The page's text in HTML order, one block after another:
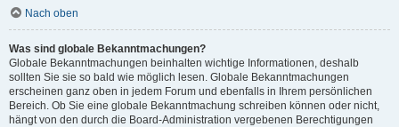
Nach oben
Was sind globale Bekanntmachungen?
Globale Bekanntmachungen beinhalten wichtige Informationen, deshalb
sollten Sie sie so bald wie möglich lesen. Globale Bekanntmachungen
erscheinen ganz oben in jedem Forum und ebenfalls in Ihrem persönlichen
Bereich. Ob Sie eine globale Bekanntmachung schreiben können oder nicht,
hängt von den durch die Board-Administration vergebenen Berechtigungen